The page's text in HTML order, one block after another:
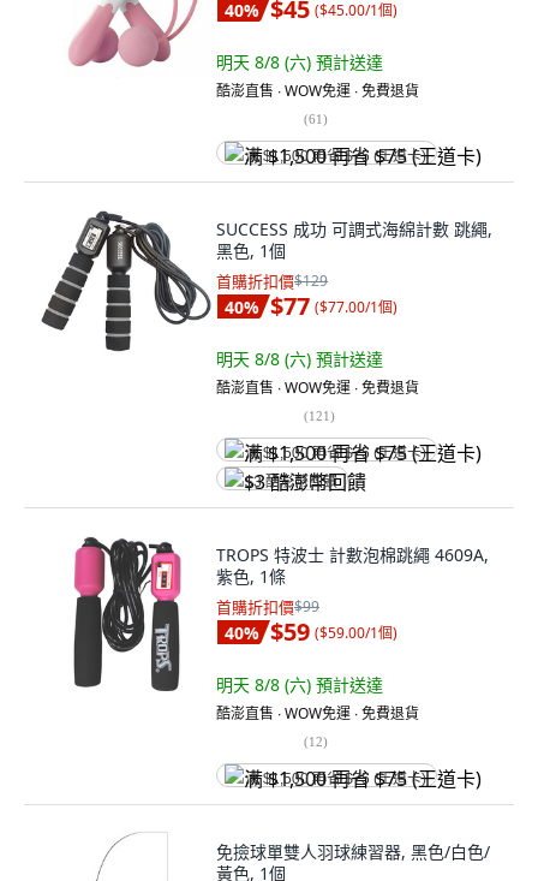
40% $45 ($45.00/1個)
明天 8/8 (六) 預計送達
酷澎直售 ∙ WOW免運 ∙ 免費退貨
(61)
满 $1,500 再省 $75 (王道卡)
SUCCESS 成功 可調式海綿計數 跳繩,
黑色, 1個
首購折扣價$129
40% $77 ($77.00/1個)
明天 8/8 (六) 預計送達
酷澎直售 ∙ WOW免運 ∙ 免費退貨
(121)
满 $1,500 再省 $75 (王道卡)
$3 酷澎幣回饋
TROPS 特波士 計數泡棉跳繩 4609A,
紫色, 1條
首購折扣價$99
40% $59 ($59.00/1個)
明天 8/8 (六) 預計送達
酷澎直售 ∙ WOW免運 ∙ 免費退貨
(12)
满 $1,500 再省 $75 (王道卡)
免撿球單雙人羽球練習器, 黑色/白色/
黃色, 1個